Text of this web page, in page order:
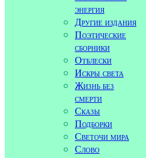
энергия
Другие издания
Поэтические
сборники
Отблески
Искры света
Жизнь без
смерти
Сказы
Подборки
Светочи мира
Слово